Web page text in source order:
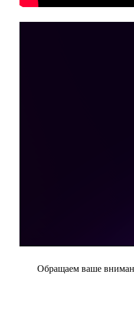
Обращаем ваше